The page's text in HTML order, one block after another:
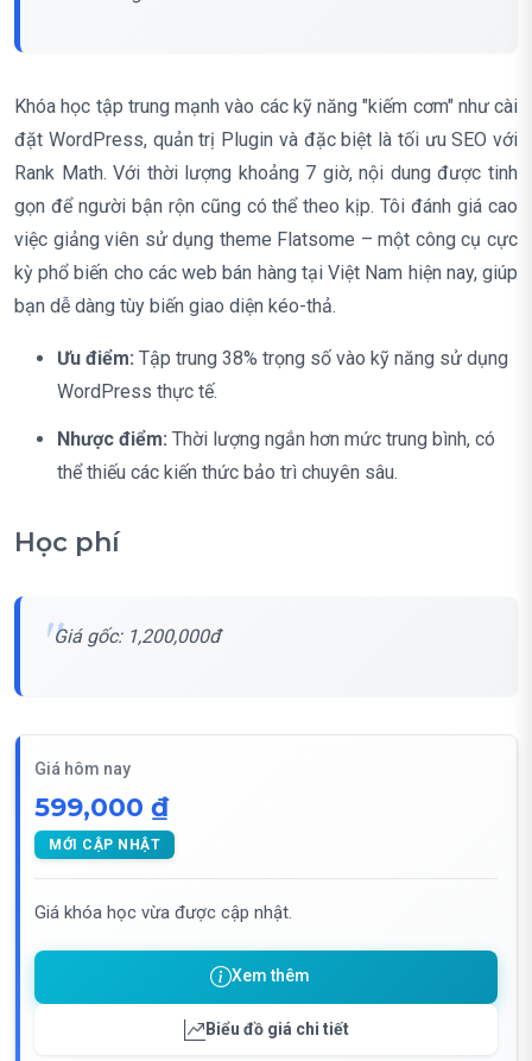
Khóa học tập trung mạnh vào các kỹ năng "kiếm cơm" như cài
đặt WordPress, quản trị Plugin và đặc biệt là tối ưu SEO với
Rank Math. Với thời lượng khoảng 7 giờ, nội dung được tinh
gọn để người bận rộn cũng có thể theo kịp. Tôi đánh giá cao
việc giảng viên sử dụng theme Flatsome – một công cụ cực
kỳ phổ biến cho các web bán hàng tại Việt Nam hiện nay, giúp
bạn dễ dàng tùy biến giao diện kéo-thả.
Ưu điểm: Tập trung 38% trọng số vào kỹ năng sử dụng
WordPress thực tế.
Nhược điểm: Thời lượng ngắn hơn mức trung bình, có
thể thiếu các kiến thức bảo trì chuyên sâu.
Học phí
Giá gốc: 1,200,000đ
Giá hôm nay
599,000 ₫
MỚI CẬP NHẬT
Giá khóa học vừa được cập nhật.
Xem thêm
Biểu đồ giá chi tiết